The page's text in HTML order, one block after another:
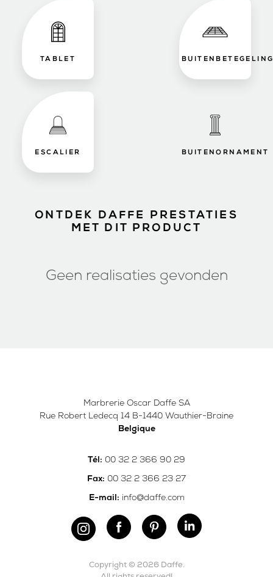
TABLET
ESCALIER BUITENORNAMENT
ONTDEK DAFFE PRESTATIES
MET DIT PRODUCT
Geen realisaties gevonden
Marbrerie Oscar Daffe SA
Rue Robert Ledecq 14 B-1440 Wauthier-Braine
Belgique
Tél: 00 32 2 366 90 29
Fax: 00 32 2 366 23 27
E-mail: info@daffe.com
Copyright © 2026 Daffe.